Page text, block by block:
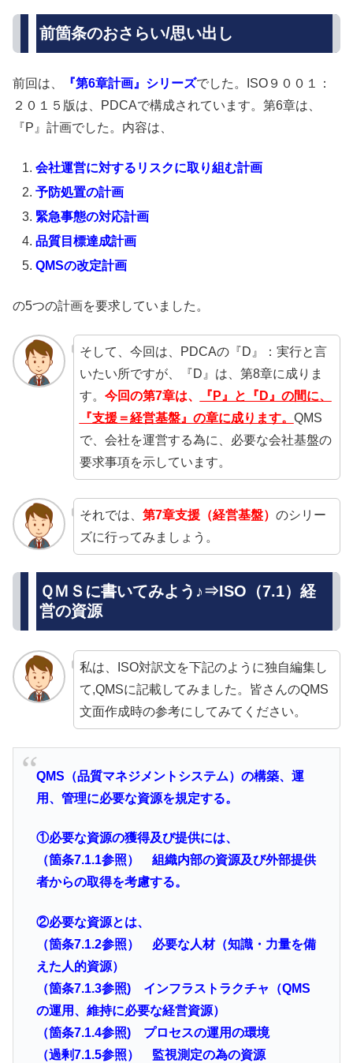
前箇条のおさらい/思い出し
前回は、 『第6章計画』シリーズでした。ISO９００１：
２０１５版は、PDCAで構成されています。第6章は、
『P』計画でした。内容は、
会社運営に対するリスクに取り組む計画
予防処置の計画
緊急事態の対応計画
品質目標達成計画
QMSの改定計画
の5つの計画を要求していました。
そして、今回は、PDCAの『D』：実行と言
いたい所ですが、『D』は、第8章に成りま
す。 今回の第7章は、
『P』と『D』の間に、
『支援＝経営基盤』の章に成ります。 QMS
で、会社を運営する為に、必要な会社基盤の
要求事項を示しています。
それでは、 第7章支援（経営基盤） のシリー
ズに行ってみましょう。
ＱＭＳに書いてみよう♪⇒ISO（7.1）経
営の資源
私は、ISO対訳文を下記のように独自編集し
て,QMSに記載してみました。皆さんのQMS
文面作成時の参考にしてみてください。
QMS（品質マネジメントシステム）の構築、運
用、管理に必要な資源を規定する。
①必要な資源の獲得及び提供には、
（箇条7.1.1参照） 組織内部の資源及び外部提供
者からの取得を考慮する。
②必要な資源とは、
（箇条7.1.2参照） 必要な人材（知識・力量を備
えた人的資源）
（箇条7.1.3参照) インフラストラクチャ（QMS
の運用、維持に必要な経営資源）
（箇条7.1.4参照) プロセスの運用の環境
（過剰7.1.5参照） 監視測定の為の資源